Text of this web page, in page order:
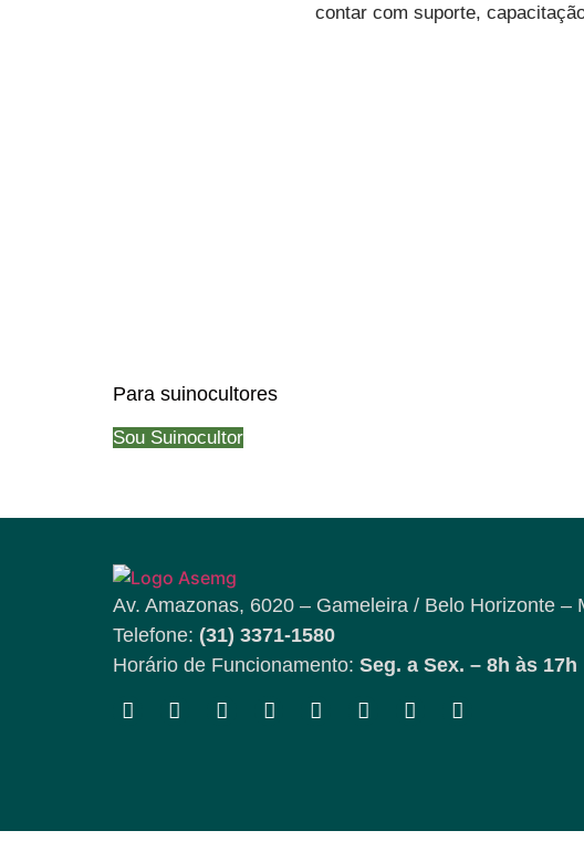
contar com suporte,
Para suinocultores
Sou Suinocultor
Av. Amazonas, 6020 – Gameleira / Belo Horizonte –
Telefone: (31) 3371-1580
Horário de Funcionamento: Seg. a Sex. – 8h às 17h